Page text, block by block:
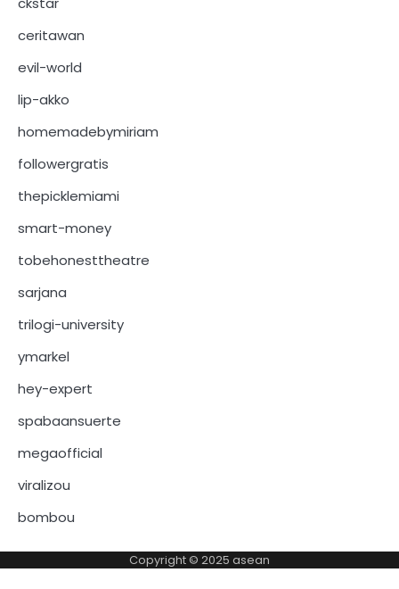
ceritawan
evil-world
lip-akko
homemadebymiriam
followergratis
thepicklemiami
smart-money
tobehonesttheatre
sarjana
trilogi-university
ymarkel
hey-expert
spabaansuerte
megaofficial
viralizou
bombou
Copyright © 2025 asean